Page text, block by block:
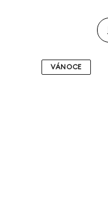
VÁNOCE